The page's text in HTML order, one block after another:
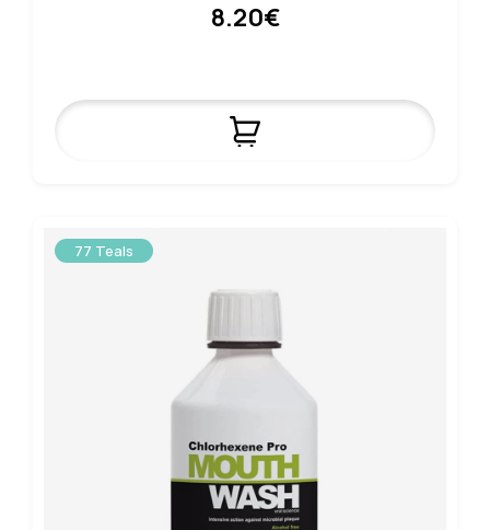
8.20€
77 Teals